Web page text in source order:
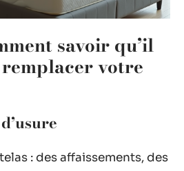
savoir qu’il
votre
: des affaissements, des